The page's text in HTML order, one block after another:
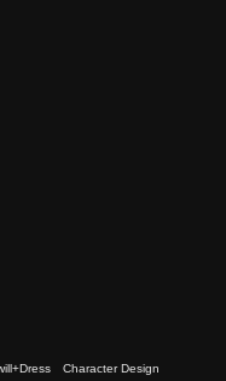
Character Design